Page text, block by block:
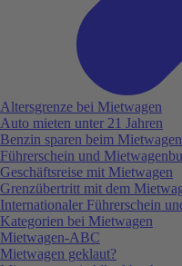
Altersgrenze bei Mietwagen
Auto mieten unter 21 Jahren
Benzin sparen beim Mietwagen
Führerschein und
Geschäftsreise mit Mietwagen
Grenzübertritt mit dem
Internationaler Führerschein
Kategorien bei Mietwagen
Mietwagen-ABC
Mietwagen geklaut?